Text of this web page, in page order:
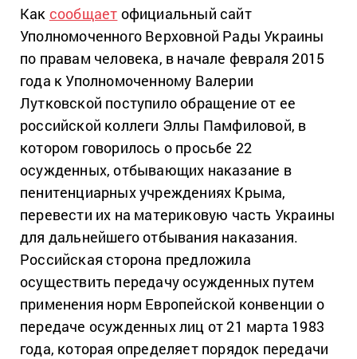
Как сообщает официальный сайт
Уполномоченного Верховной Рады Украины
по правам человека, в начале февраля 2015
года к Уполномоченному Валерии
Лутковской поступило обращение от ее
российской коллеги Эллы Памфиловой, в
котором говорилось о просьбе 22
осужденных, отбывающих наказание в
пенитенциарных учреждениях Крыма,
перевести их на материковую часть Украины
для дальнейшего отбывания наказания.
Российская сторона предложила
осуществить передачу осужденных путем
применения норм Европейской конвенции о
передаче осужденных лиц от 21 марта 1983
года, которая определяет порядок передачи